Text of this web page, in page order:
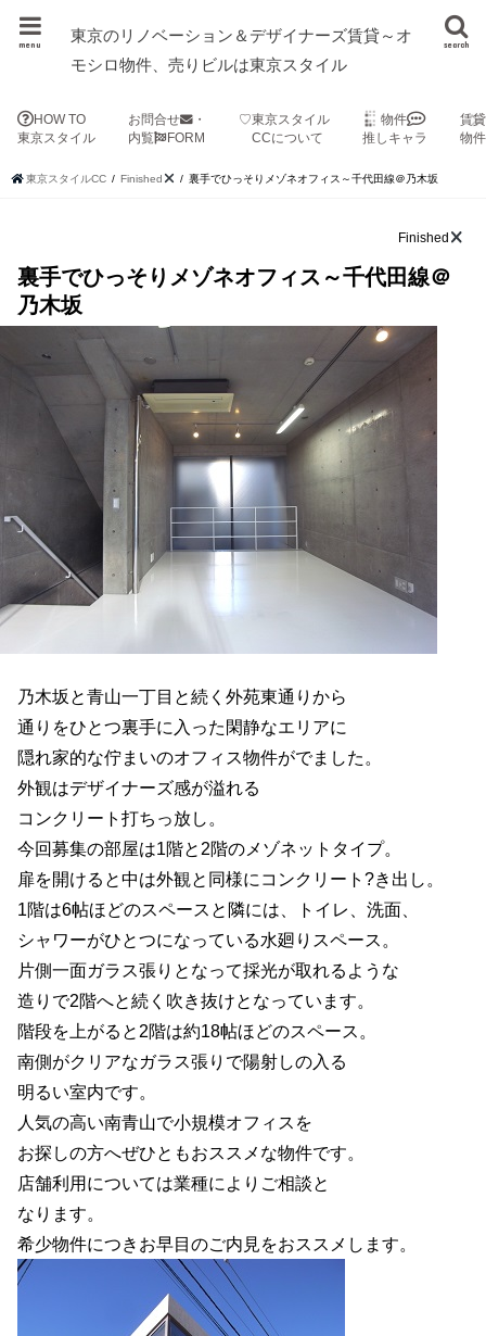
東京のリノベーション＆デザイナーズ賃貸～オ
モシロ物件、売りビルは東京スタイル
search
menu
HOW TO
東京スタイル
お問合せ
・
内覧
FORM
♡東京スタイル
CCについて
物件
推しキャラ
賃
物
東京スタイルCC Finished 裏手でひっそりメゾネオフィス～千代田線＠乃木坂
Finished
裏手でひっそりメゾネオフィス～千代田線＠
乃木坂
乃木坂と青山一丁目と続く外苑東通りから
通りをひとつ裏手に入った閑静なエリアに
隠れ家的な佇まいのオフィス物件がでました。
外観はデザイナーズ感が溢れる
コンクリート打ちっ放し。
今回募集の部屋は1階と2階のメゾネットタイプ。
扉を開けると中は外観と同様にコンクリート?き出し。
1階は6帖ほどのスペースと隣には、トイレ、洗面、
シャワーがひとつになっている水廻りスペース。
片側一面ガラス張りとなって採光が取れるような
造りで2階へと続く吹き抜けとなっています。
階段を上がると2階は約18帖ほどのスペース。
南側がクリアなガラス張りで陽射しの入る
明るい室内です。
人気の高い南青山で小規模オフィスを
お探しの方へぜひともおススメな物件です。
店舗利用については業種によりご相談と
なります。
希少物件につきお早目のご内見をおススメします。